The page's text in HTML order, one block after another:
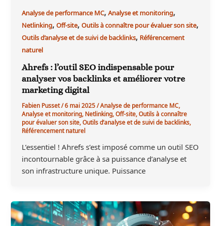
Analyse de performance MC,Analyse et monitoring,
Netlinking,Off-site,Outils à connaître pour évaluer son site,
Outils d’analyse et de suivi de backlinks, Référencement
naturel
Ahrefs : l’outil SEO indispensable pour
analyser vos backlinks et améliorer votre
marketing digital
Fabien Pusset/6 mai 2025/Analyse de performance MC,
Analyse et monitoring,Netlinking,Off-site,Outils à connaître
pour évaluer son site,Outils d’analyse et de suivi de backlinks,
Référencement naturel
L’essentiel ! Ahrefs s’est imposé comme un outil SEO
incontournable grâce à sa puissance d’analyse et
son infrastructure unique. Puissance